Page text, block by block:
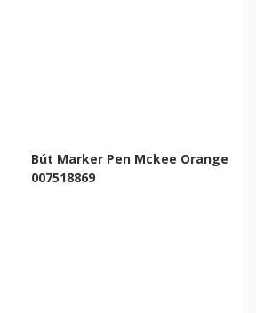
Bút Marker Pen Mckee Orange
007518869